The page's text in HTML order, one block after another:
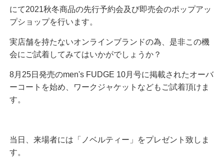
にて2021秋冬商品の先行予約会及び即売会のポップアッ
プショップを行います。
実店舗を持たないオンラインブランドの為、是非この機
会にご試着してみてはいかがでしょうか？
8月25日発売のmen's FUDGE 10月号に掲載されたオーバ
ーコートを始め、ワークジャケットなどもご試着頂けま
す。
当日、来場者には「ノベルティー」をプレゼント致しま
す。